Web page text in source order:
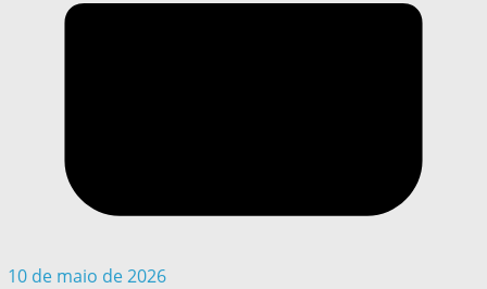
10 de maio de 2026